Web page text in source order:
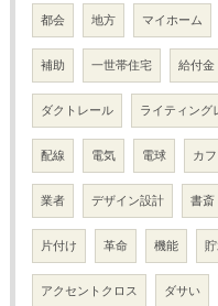
都会 地方 マイホーム
補助 一世帯住宅 給付金
ダクトレール ライティング
配線 電気 電球 カ
業者 デザイン設計 書斎
片付け 革命 機能
アクセントクロス ダサい